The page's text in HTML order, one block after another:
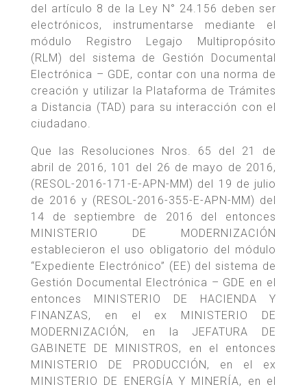
del artículo 8 de la Ley N° 24.156 deben ser
electrónicos, instrumentarse mediante el
módulo Registro Legajo Multipropósito
(RLM) del sistema de Gestión Documental
Electrónica – GDE, contar con una norma de
creación y utilizar la Plataforma de Trámites
a Distancia (TAD) para su interacción con el
ciudadano.
Que las Resoluciones Nros. 65 del 21 de
abril de 2016, 101 del 26 de mayo de 2016,
(RESOL-2016-171-E-APN-MM) del 19 de julio
de 2016 y (RESOL-2016-355-E-APN-MM) del
14 de septiembre de 2016 del entonces
MINISTERIO DE MODERNIZACIÓN
establecieron el uso obligatorio del módulo
“Expediente Electrónico” (EE) del sistema de
Gestión Documental Electrónica – GDE en el
entonces MINISTERIO DE HACIENDA Y
FINANZAS, en el ex MINISTERIO DE
MODERNIZACIÓN, en la JEFATURA DE
GABINETE DE MINISTROS, en el entonces
MINISTERIO DE PRODUCCIÓN, en el ex
MINISTERIO DE ENERGÍA Y MINERÍA, en el